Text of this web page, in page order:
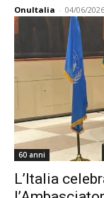
OnuItalia - 04/06/2026
60 anni
L’Italia